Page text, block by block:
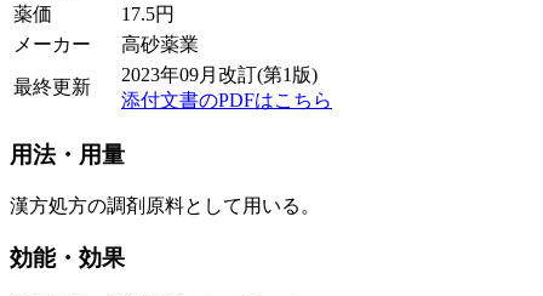
薬価
17.5円
メーカー
高砂薬業
最終更新
2023年09月改訂(第1版)
添付文書のPDFはこちら
用法・用量
漢方処方の調剤原料として用いる。
効能・効果